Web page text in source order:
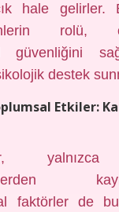
hale gelirler.
rolü,
güvenliğini
destek
Etkiler:
faktörler de